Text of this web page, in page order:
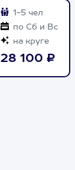
1-5 чел
по Сб и Вс
на круге
28 100 ₽